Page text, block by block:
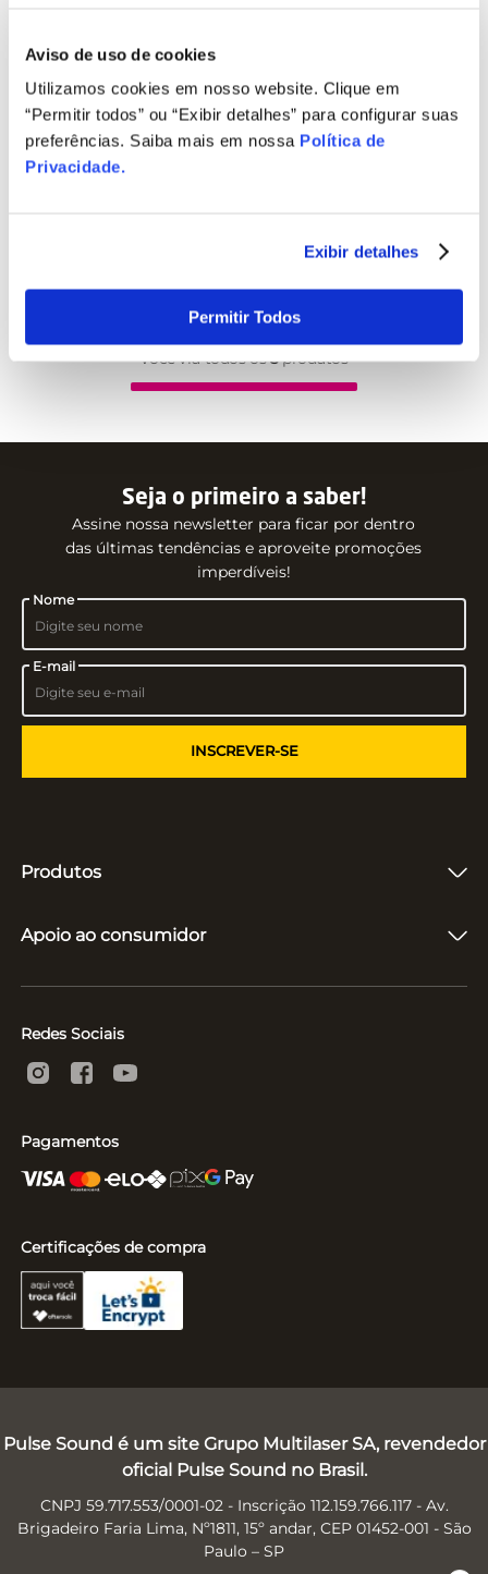
Aviso de uso de cookies
Utilizamos cookies em nosso website. Clique em
“Permitir todos” ou “Exibir detalhes” para configurar suas
preferências. Saiba mais em nossa Política de
Privacidade.
Exibir detalhes
Permitir Todos
Você viu todos os3produtos
Seja o primeiro a saber!
Assine nossa newsletter para ficar por dentro
das últimas tendências e aproveite promoções
imperdíveis!
Nome
E-mail
INSCREVER-SE
Produtos
Caixas de Som
Vitrolas e Toca-Discos
Apoio ao consumidor
Suporte e Reparo
Políticas
Redes Sociais
Pagamentos
Certificações de compra
Pulse Sound é um site Grupo Multilaser SA, revendedor
oficial Pulse Sound no Brasil.
CNPJ 59.717.553/0001-02 - Inscrição 112.159.766.117 - Av.
Brigadeiro Faria Lima, Nº1811, 15º andar, CEP 01452-001 - São
Paulo – SP